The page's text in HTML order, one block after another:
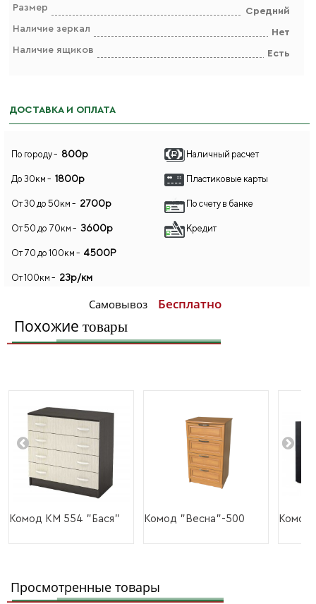
Размер
Средний
Наличие зеркал
Нет
Наличие ящиков
Есть
ДОСТАВКА И ОПЛАТА
По городу - 800р
До 30км - 1800р
От 30 до 50км - 2700р
От 50 до 70км - 3600р
От 70 до 100км - 4500Р
От 100км - 23р/км
Самовывоз Бесплатно
Наличный расчет
Пластиковые карты
По счету в банке
Кредит
Похожие товары
Комод КМ 554 "Бася" Комод "Весна"-500 Комод
Просмотренные товары